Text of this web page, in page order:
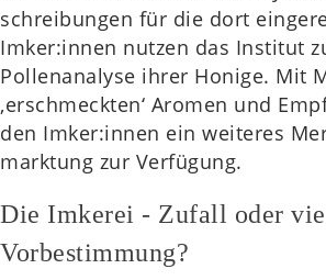
schrei­bun­gen für die dort
Imker:innen nutzen das Insti­tut
Pol­len­ana­ly­se ihrer Honige. Mit
‚erschmeck­ten‘ Aromen und
den Imker:innen ein wei­te­res
mark­tung zur Ver­fü­gung.
Die Imkerei - Zufall oder
Vorbestimmung?